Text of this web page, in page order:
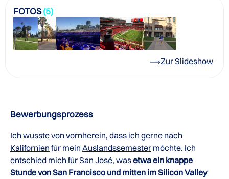
FOTOS(5)
Zur Slideshow
Bewerbungsprozess
Ich wusste von vornherein, dass ich gerne nach
Kalifornien für mein Auslandssemester möchte. Ich
entschied mich für San José, wasetwa ein knappe
Stunde von San Francisco und mitten im Silicon Valley